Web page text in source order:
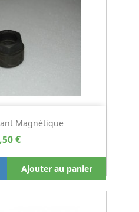
Magnétique
€
Ajouter au panier